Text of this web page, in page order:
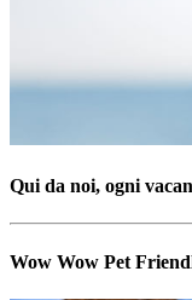
Qui da noi, ogni
Wow Wow Pet